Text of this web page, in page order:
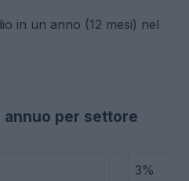
in un anno (12 mesi) nel
annuo per settore
3%